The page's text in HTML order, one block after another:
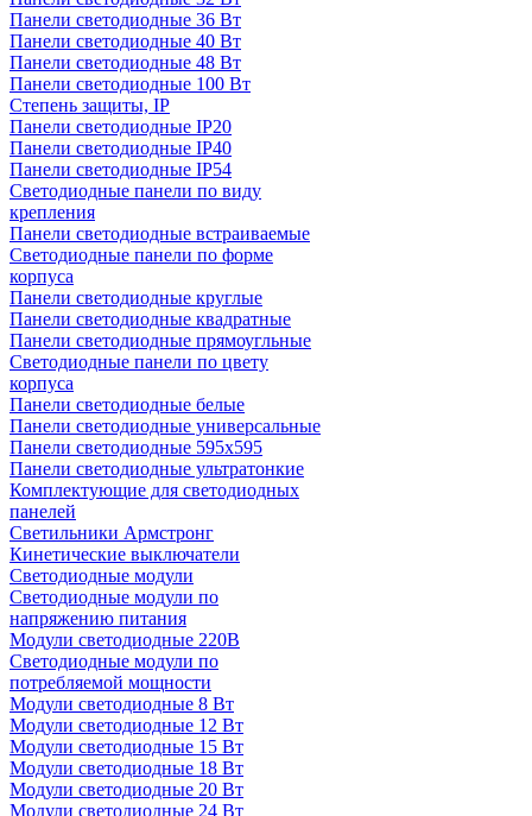
Панели светодиодные 36 Вт
Панели светодиодные 40 Вт
Панели светодиодные 48 Вт
Панели светодиодные 100 Вт
Степень защиты, IP
Панели светодиодные IP20
Панели светодиодные IP40
Панели светодиодные IP54
Светодиодные панели по виду
крепления
Панели светодиодные встраиваемые
Светодиодные панели по форме
корпуса
Панели светодиодные круглые
Панели светодиодные квадратные
Панели светодиодные прямоугльные
Светодиодные панели по цвету
корпуса
Панели светодиодные белые
Панели светодиодные универсальные
Панели светодиодные 595х595
Панели светодиодные ультратонкие
Комплектующие для светодиодных
панелей
Светильники Армстронг
Кинетические выключатели
Светодиодные модули
Светодиодные модули по
напряжению питания
Модули светодиодные 220В
Светодиодные модули по
потребляемой мощности
Модули светодиодные 8 Вт
Модули светодиодные 12 Вт
Модули светодиодные 15 Вт
Модули светодиодные 18 Вт
Модули светодиодные 20 Вт
Модули светодиодные 24 Вт